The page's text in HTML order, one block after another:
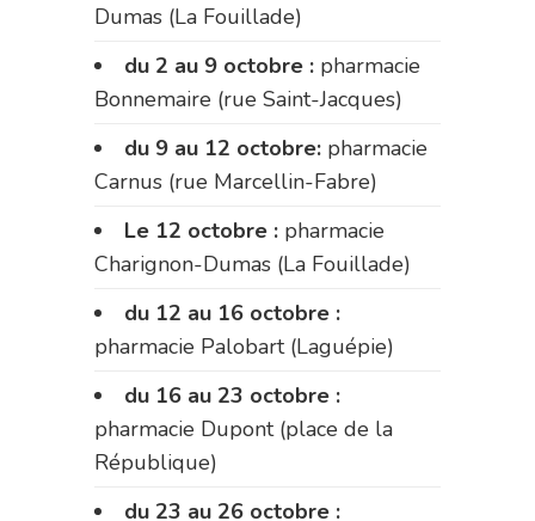
Dumas (La Fouillade)
du 2 au 9 octobre : pharmacie
Bonnemaire (rue Saint-Jacques)
du 9 au 12 octobre: pharmacie
Carnus (rue Marcellin-Fabre)
Le 12 octobre : pharmacie
Charignon-Dumas (La Fouillade)
du 12 au 16 octobre :
pharmacie Palobart (Laguépie)
du 16 au 23 octobre :
pharmacie Dupont (place de la
République)
du 23 au 26 octobre :